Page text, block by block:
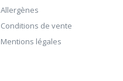
Allergènes
Conditions de vente
Mentions légales